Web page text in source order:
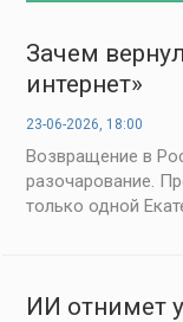
Зачем
интернет»
23-06-2026, 18:00
Возвращение в
разочарование.
только одной
ИИ отнимет